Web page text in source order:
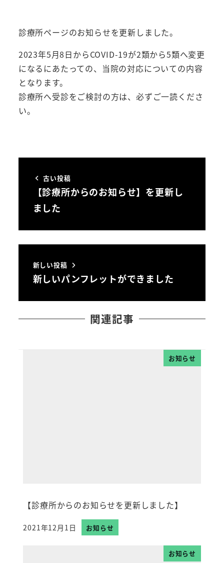
診療所ページのお知らせを更新しました。
2023年5月8日からCOVID-19が2類から5類へ変更
になるにあたっての、当院の対応についての内容
となります。
診療所へ受診をご検討の方は、必ずご一読くださ
い。
古い投稿
【診療所からのお知らせ】を更新し
ました
新しい投稿
新しいパンフレットができました
関連記事
お知らせ
【診療所からのお知らせを更新しました】
投稿日
2021年12月1日 お知らせ
お知らせ